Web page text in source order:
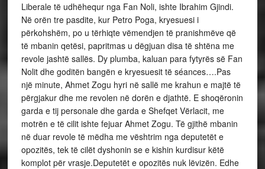
Liberale të udhëhequr nga Fan Noli, ishte Ibrahim Gjindi.
Në orën tre pasdite, kur Petro Poga, kryesuesi i
përkohshëm, po u tërhiqte vëmendjen të pranishmëve që
të mbanin qetësi, papritmas u dëgjuan disa të shtëna me
revole jashtë sallës. Dy plumba, kaluan para fytyrës së Fan
Nolit dhe goditën bangën e kryesuesit të séances….Pas
një minute, Ahmet Zogu hyri në sallë me krahun e majtë të
përgjakur dhe me revolen në dorën e djathtë. E shoqëronin
garda e tij personale dhe garda e Shefqet Vërlacit, me
motrën e të cilit ishte fejuar Ahmet Zogu. Të gjithë mbanin
në duar revole të mëdha me vështrim nga deputetët e
opozitës, tek të cilët dyshonin se e kishin kurdisur këtë
komplot për vrasje.Deputetët e opozitës nuk lëvizën. Edhe